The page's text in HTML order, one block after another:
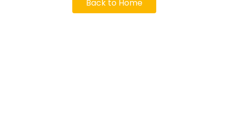
Back to Home